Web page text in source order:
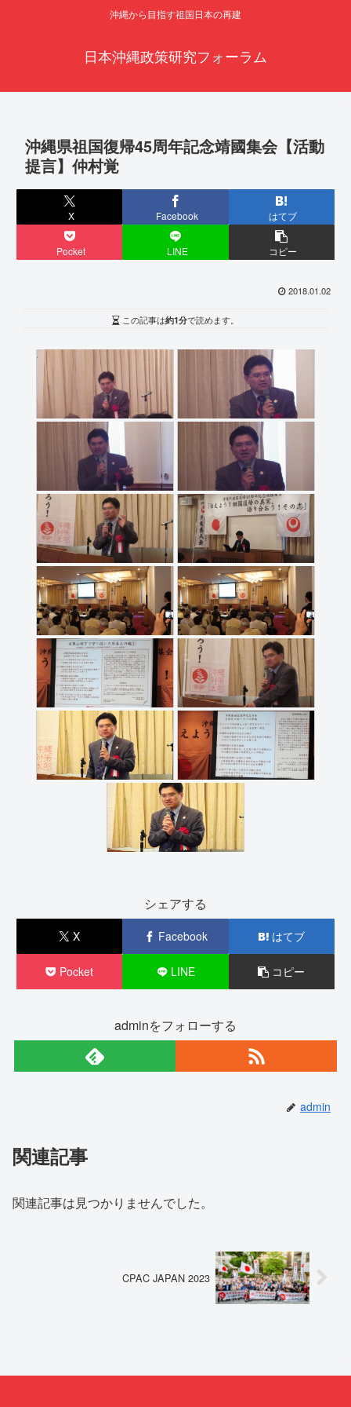
沖縄から目指す祖国日本の再建
日本沖縄政策研究フォーラム
沖縄県祖国復帰45周年記念靖國集会【活動
提言】仲村覚
X Facebook はてブ
Pocket LINE コピー
2018.01.02
この記事は約1分で読めます。
シェアする
X Facebook はてブ
Pocket LINE コピー
adminをフォローする
admin
関連記事
関連記事は見つかりませんでした。
CPAC JAPAN 2023